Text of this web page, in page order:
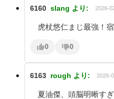
6160 slang より: 2026-
虎杖悠仁まじ最強！
0 0
6163 rough より: 2026-
夏油傑、頭脳明晰す